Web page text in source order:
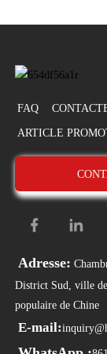
FAQ
ARTICLE
Adresse:
District Sud, ville
populaire de Chine
E-mail: